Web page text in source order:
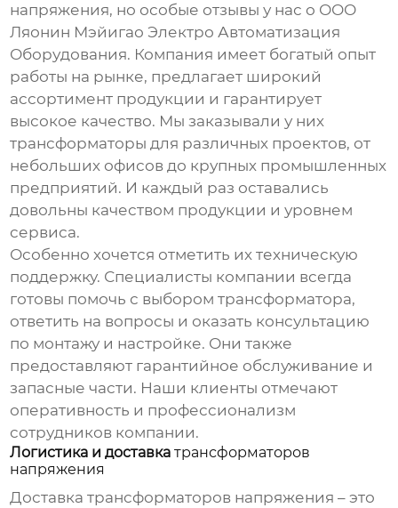
напряжения, но особые отзывы у нас о ООО
Ляонин Мэйигао Электро Автоматизация
Оборудования. Компания имеет богатый опыт
работы на рынке, предлагает широкий
ассортимент продукции и гарантирует
высокое качество. Мы заказывали у них
трансформаторы для различных проектов, от
небольших офисов до крупных промышленных
предприятий. И каждый раз оставались
довольны качеством продукции и уровнем
сервиса.
Особенно хочется отметить их техническую
поддержку. Специалисты компании всегда
готовы помочь с выбором трансформатора,
ответить на вопросы и оказать консультацию
по монтажу и настройке. Они также
предоставляют гарантийное обслуживание и
запасные части. Наши клиенты отмечают
оперативность и профессионализм
сотрудников компании.
Логистика и доставкатрансформаторов
напряжения
Доставкатрансформаторов напряжения – это